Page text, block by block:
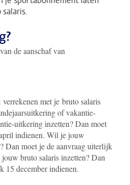
de aanschaf van
met je bruto salaris
of vakantie-
uitkering inzetten? Dan moet
indienen. Wil je jouw
Dan moet je de aanvraag uiterlijk
bruto salaris inzetten? Dan
15 december indienen.